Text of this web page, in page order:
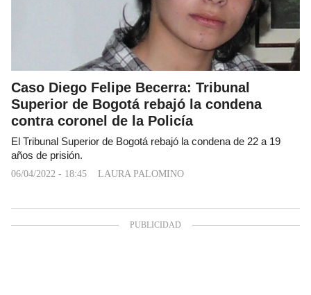
Caso Diego Felipe Becerra: Tribunal
Superior de Bogotá rebajó la condena
contra coronel de la Policía
El Tribunal Superior de Bogotá rebajó la condena de 22 a 19
años de prisión.
06/04/2022 - 18:45 LAURA PALOMINO